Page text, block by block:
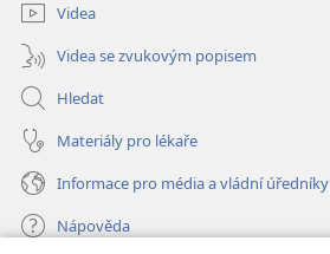
Videa
Videa se zvukovým popisem
Hledat
Materiály pro lékaře
Informace pro média a vládní úředníky
Nápověda